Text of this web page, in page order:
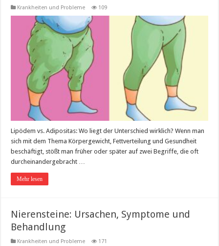
Krankheiten und Probleme 109
Lipödem vs. Adipositas: Wo liegt der Unterschied wirklich? Wenn man
sich mit dem Thema Körpergewicht, Fettverteilung und Gesundheit
beschäftigt, stößt man früher oder später auf zwei Begriffe, die oft
durcheinandergebracht …
Mehr lesen
Nierensteine: Ursachen, Symptome und
Behandlung
Krankheiten und Probleme 171